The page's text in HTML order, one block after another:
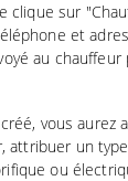
clique sur
et
au
vous aurez
attribuer un
ou